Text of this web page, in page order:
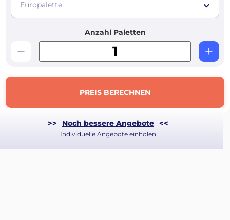
Europalette
Anzahl Paletten
PREIS BERECHNEN
>> Noch bessere Angebote <<
Individuelle Angebote einholen